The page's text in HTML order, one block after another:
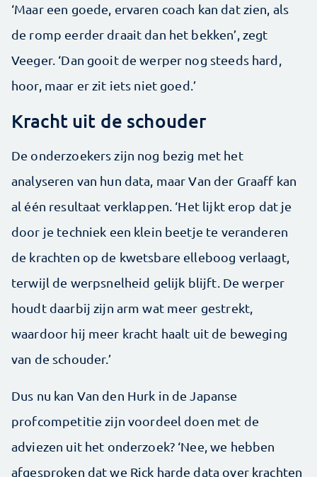
‘Maar een goede, ervaren coach kan dat zien, als
de romp eerder draait dan het bekken’, zegt
Veeger. ‘Dan gooit de werper nog steeds hard,
hoor, maar er zit iets niet goed.’
Kracht uit de schouder
De onderzoekers zijn nog bezig met het
analyseren van hun data, maar Van der Graaff kan
al één resultaat verklappen. ‘Het lijkt erop dat je
door je techniek een klein beetje te veranderen
de krachten op de kwetsbare elleboog verlaagt,
terwijl de werpsnelheid gelijk blijft. De werper
houdt daarbij zijn arm wat meer gestrekt,
waardoor hij meer kracht haalt uit de beweging
van de schouder.’
Dus nu kan Van den Hurk in de Japanse
profcompetitie zijn voordeel doen met de
adviezen uit het onderzoek? ‘Nee, we hebben
afgesproken dat we Rick harde data over krachten